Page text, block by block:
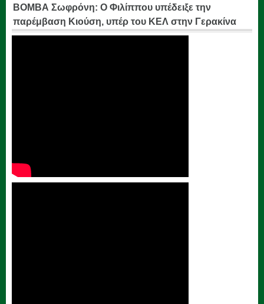
ΒΟΜΒΑ Σωφρόνη: Ο Φιλίππου υπέδειξε την
παρέμβαση Κιούση, υπέρ του ΚΕΛ στην Γερακίνα